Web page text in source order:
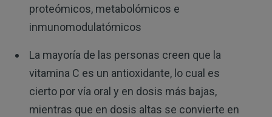
proteómicos, metabolómicos e
inmunomodulatómicos
La mayoría de las personas creen que la
vitamina C es un antioxidante, lo cual es
cierto por vía oral y en dosis más bajas,
mientras que en dosis altas se convierte en